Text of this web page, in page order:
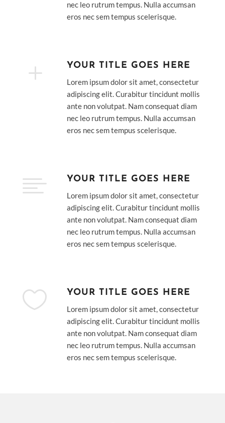
nec leo rutrum tempus. Nulla accumsan
eros nec sem tempus scelerisque.
L YOUR TITLE GOES HERE
Lorem ipsum dolor sit amet, consectetur
adipiscing elit. Curabitur tincidunt mollis
ante non volutpat. Nam consequat diam
nec leo rutrum tempus. Nulla accumsan
eros nec sem tempus scelerisque.
 YOUR TITLE GOES HERE
Lorem ipsum dolor sit amet, consectetur
adipiscing elit. Curabitur tincidunt mollis
ante non volutpat. Nam consequat diam
nec leo rutrum tempus. Nulla accumsan
eros nec sem tempus scelerisque.
 YOUR TITLE GOES HERE
Lorem ipsum dolor sit amet, consectetur
adipiscing elit. Curabitur tincidunt mollis
ante non volutpat. Nam consequat diam
nec leo rutrum tempus. Nulla accumsan
eros nec sem tempus scelerisque.